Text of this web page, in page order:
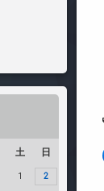
土 日
1 2